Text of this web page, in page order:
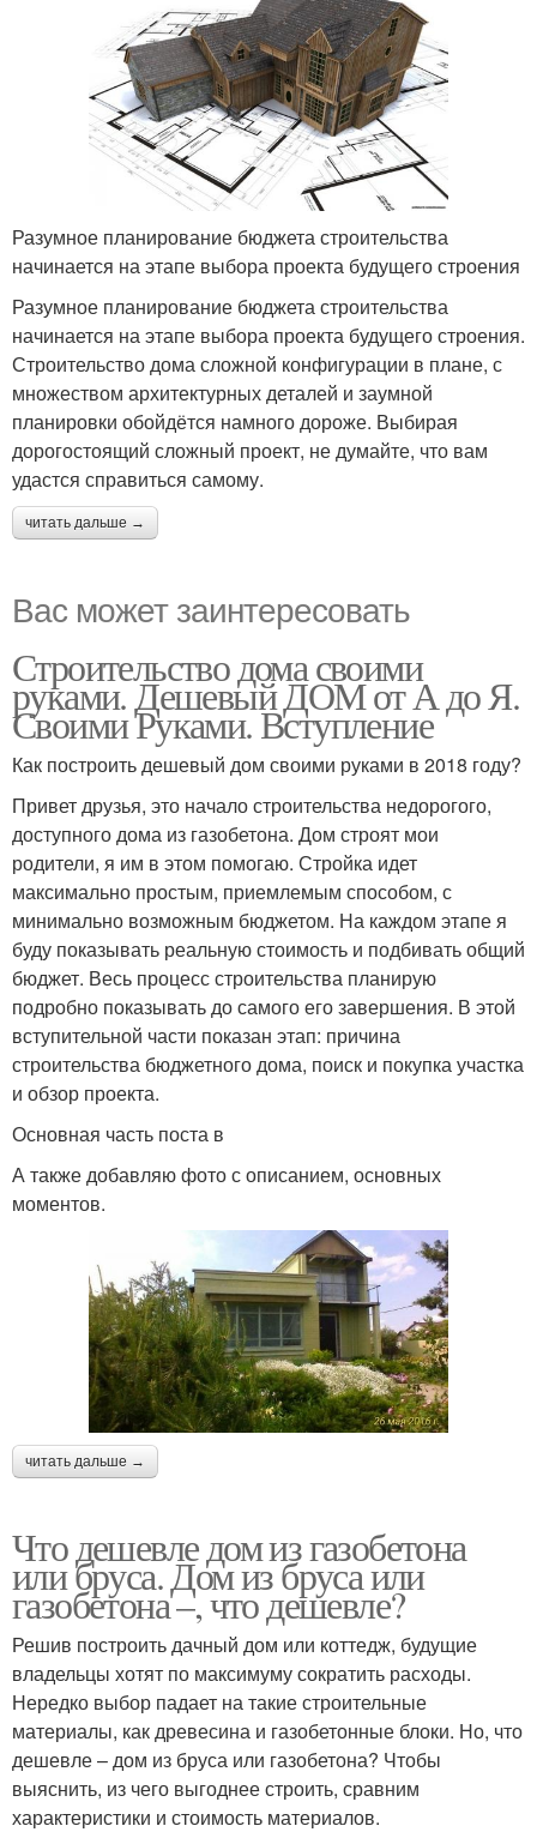
Разумное планирование бюджета строительства
начинается на этапе выбора проекта будущего строения
Разумное планирование бюджета строительства
начинается на этапе выбора проекта будущего строения.
Строительство дома сложной конфигурации в плане, с
множеством архитектурных деталей и заумной
планировки обойдётся намного дороже. Выбирая
дорогостоящий сложный проект, не думайте, что вам
удастся справиться самому.
читать дальше →
Вас может заинтересовать
Строительство дома своими
руками. Дешевый ДОМ от А до Я.
Своими Руками. Вступление
Как построить дешевый дом своими руками в 2018 году?
Привет друзья, это начало строительства недорогого,
доступного дома из газобетона. Дом строят мои
родители, я им в этом помогаю. Стройка идет
максимально простым, приемлемым способом, с
минимально возможным бюджетом. На каждом этапе я
буду показывать реальную стоимость и подбивать общий
бюджет. Весь процесс строительства планирую
подробно показывать до самого его завершения. В этой
вступительной части показан этап: причина
строительства бюджетного дома, поиск и покупка участка
и обзор проекта.
Основная часть поста в
А также добавляю фото с описанием, основных
моментов.
читать дальше →
Что дешевле дом из газобетона
или бруса. Дом из бруса или
газобетона –, что дешевле?
Решив построить дачный дом или коттедж, будущие
владельцы хотят по максимуму сократить расходы.
Нередко выбор падает на такие строительные
материалы, как древесина и газобетонные блоки. Но, что
дешевле – дом из бруса или газобетона? Чтобы
выяснить, из чего выгоднее строить, сравним
характеристики и стоимость материалов.